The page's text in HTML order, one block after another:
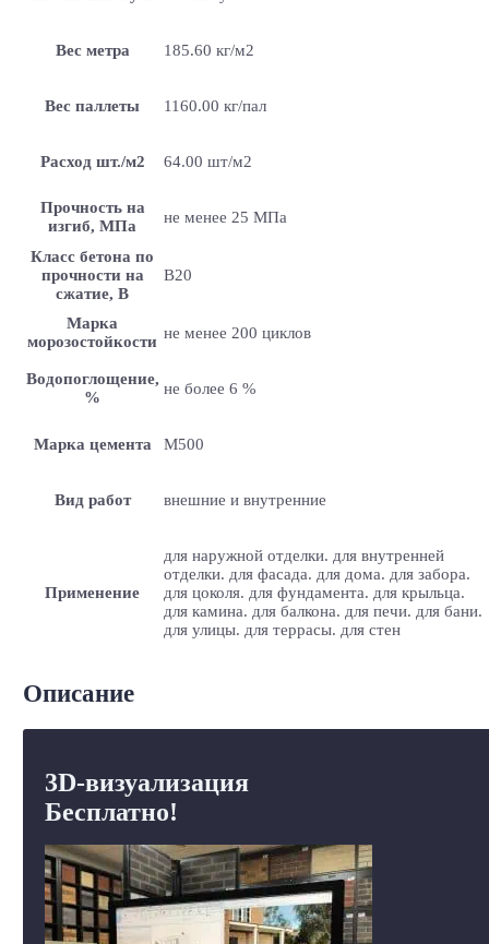
Вес метра 185.60 кг/м2
Вес паллеты 1160.00 кг/пал
Расход шт./м2 64.00 шт/м2
Прочность на
изгиб, МПа
не менее 25 МПа
Класс бетона по
прочности на
сжатие, В
B20
Марка
морозостойкости не менее 200 циклов
Водопоглощение,
%
не более 6 %
Марка цемента M500
Вид работ внешние и внутренние
Применение
для наружной отделки. для внутренней
отделки. для фасада. для дома. для забора.
для цоколя. для фундамента. для крыльца.
для камина. для балкона. для печи. для бани.
для улицы. для террасы. для стен
Описание
3D-визуализация
Бесплатно!